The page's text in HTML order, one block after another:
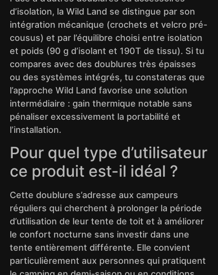
d’isolation, la Wild Land se distingue par son
intégration mécanique (crochets et velcro pré-
cousus) et par l’équilibre choisi entre isolation
et poids (90 g d’isolant et 190T de tissu). Si tu
compares avec des doublures très épaisses
ou des systèmes intégrés, tu constateras que
l’approche Wild Land favorise une solution
intermédiaire : gain thermique notable sans
pénaliser excessivement la portabilité et
l’installation.
Pour quel type d’utilisateur
ce produit est-il idéal ?
Cette doublure s’adresse aux campeurs
réguliers qui cherchent à prolonger la période
d’utilisation de leur tente de toit et à améliorer
le confort nocturne sans investir dans une
tente entièrement différente. Elle convient
particulièrement aux personnes qui pratiquent